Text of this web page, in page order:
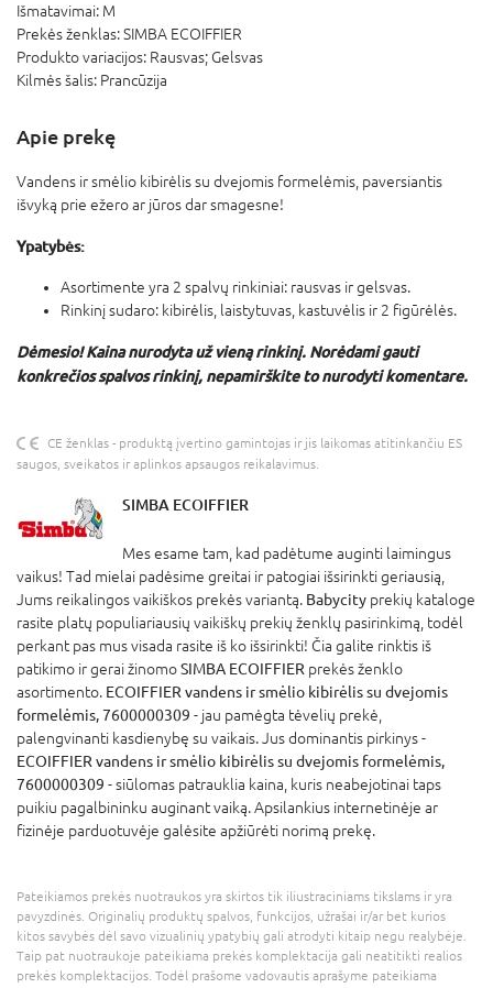
Išmatavimai: M
Prekės ženklas:SIMBA ECOIFFIER
Produkto variacijos: Rausvas; Gelsvas
Kilmės šalis: Prancūzija
Apie prekę
Vandens ir smėlio kibirėlis su dvejomis formelėmis, paversiantis
išvyką prie ežero ar jūros dar smagesne!
Ypatybės:
Asortimente yra 2 spalvų rinkiniai: rausvas ir gelsvas.
Rinkinį sudaro: kibirėlis, laistytuvas, kastuvėlis ir 2 figūrėlės.
Dėmesio! Kaina nurodyta už vieną rinkinį. Norėdami gauti
konkrečios spalvos rinkinį, nepamirškite to nurodyti komentare.
CE ženklas - produktą įvertino gamintojas ir jis laikomas atitinkančiu ES
saugos, sveikatos ir aplinkos apsaugos reikalavimus.
SIMBA ECOIFFIER
Mes esame tam, kad padėtume auginti laimingus
vaikus! Tad mielai padėsime greitai ir patogiai išsirinkti geriausią,
Jums reikalingos vaikiškos prekės variantą. Babycity prekių kataloge
rasite platų populiariausių vaikiškų prekių ženklų pasirinkimą, todėl
perkant pas mus visada rasite iš ko išsirinkti! Čia galite rinktis iš
patikimo ir gerai žinomoSIMBA ECOIFFIER prekės ženklo
asortimento. ECOIFFIER vandens ir smėlio kibirėlis su dvejomis
formelėmis, 7600000309 - jau pamėgta tėvelių prekė,
palengvinanti kasdienybę su vaikais. Jus dominantis pirkinys -
ECOIFFIER vandens ir smėlio kibirėlis su dvejomis formelėmis,
7600000309 - siūlomas patrauklia kaina, kuris neabejotinai taps
puikiu pagalbininku auginant vaiką. Apsilankius internetinėje ar
fizinėje parduotuvėje galėsite apžiūrėti norimą prekę.
Pateikiamos prekės nuotraukos yra skirtos tik iliustraciniams tikslams ir yra
pavyzdinės. Originalių produktų spalvos, funkcijos, užrašai ir/ar bet kurios
kitos savybės dėl savo vizualinių ypatybių gali atrodyti kitaip negu realybėje.
Taip pat nuotraukoje pateikiama prekės komplektacija gali neatitikti realios
prekės komplektacijos. Todėl prašome vadovautis aprašyme pateikiama